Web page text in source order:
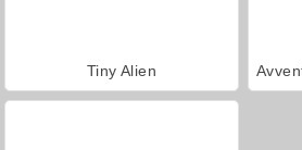
Tiny Alien